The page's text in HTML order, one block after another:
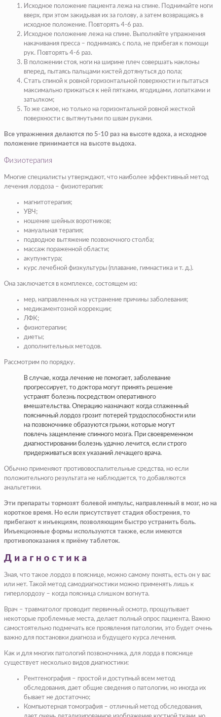
Исходное положение пациента лежа на спине. Поднимайте ноги
вверх, при этом закидывая их за голову, а затем возвращаясь в
исходное положение. Повторять 4-6 раз.
Исходное положение лежа на спине. Выполняйте упражнения
накачивания пресса – поднимаясь с пола, не прибегая к помощи
рук. Повторять 4-6 раз.
В положении стоя, ноги на ширине плеч совершать наклоны
вперед, пытаясь пальцами кистей дотянуться до пола;
Стать спиной к ровной горизонтальной поверхности и пытаться
максимально прижаться к ней пятками, ягодицами, лопатками и
затылком;
То же самое, но только на горизонтальной ровной жесткой
поверхности с вытянутыми по швам руками.
Все упражнения делаются по 5-10 раз на высоте вдоха, а исходное
положение принимается на высоте выдоха.
Физиотерапия
Многие специалисты утверждают, что наиболее эффективный метод
лечения лордоза – физиотерапия:
магнитотерапия;
УВЧ;
ношение шейных воротников;
мануальная терапия;
подводное вытяжение позвоночного столба;
массаж пораженной области;
акупунктура;
курс лечебной физкультуры (плавание, гимнастика и т. д.).
Она заключается в комплексе, состоящем из:
мер, направленных на устранение причины заболевания;
медикаментозной коррекции;
ЛФК;
физиотерапии;
диеты;
дополнительных методов.
Рассмотрим по порядку.
В случае, когда лечение не помогает, заболевание
прогрессирует, то доктора могут принять решение
устранят болезнь посредством оперативного
вмешательства. Операцию назначают когда сглаженный
поясничный лордоз грозит потерей трудоспособности или
на позвоночнике образуются грыжи, которые могут
повлечь защемление спинного мозга. При своевременном
диагностировании болезнь удачно лечится, если строго
придерживаться всех указаний лечащего врача.
Обычно применяют противовоспалительные средства, но если
положительного результата не наблюдается, то добавляются
анальгетики.
Эти препараты тормозят болевой импульс, направленный в мозг, но на
короткое время. Но если присутствует стадия обострения, то
прибегают к инъекциям, позволяющим быстро устранить боль.
Инъекционные формы используются также, если имеются
противопоказания к приёму таблеток.
Диагностика
Зная, что такое лордоз в пояснице, можно самому понять, есть он у вас
или нет. Такой метод самодиагностики можно применять лишь к
гиперлордозу – когда поясница слишком вогнута.
Врач – травматолог проводит первичный осмотр, прощупывает
некоторые проблемные места, делает полный опрос пациента. Важно
самостоятельно подмечать все проявления патологии, это будет очень
важно для постановки диагноза и будущего курса лечения.
Как и для многих патологий позвоночника, для лорда в пояснице
существует несколько видов диагностики:
Рентгенография – простой и доступный всем метод
обследования, дает общие сведения о патологии, но иногда их
бывает не достаточно;
Компьютерная томография – отличный метод обследования,